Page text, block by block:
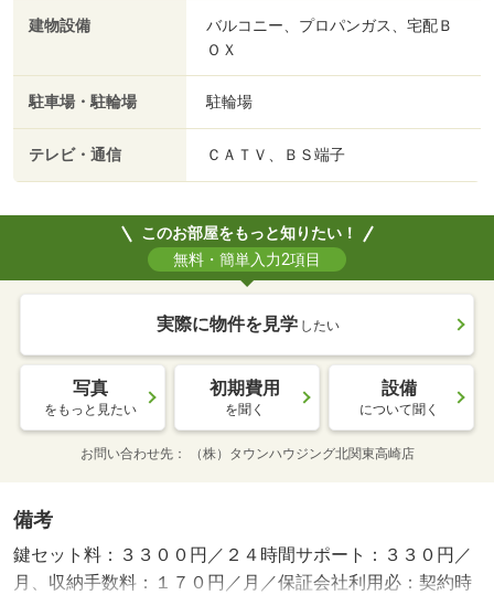
建物設備
バルコニー、プロパンガス、宅配Ｂ
ＯＸ
駐車場・駐輪場 駐輪場
テレビ・通信 ＣＡＴＶ、ＢＳ端子
このお部屋をもっと知りたい！
無料・簡単入力2項目
実際に物件を見学 したい
写真
をもっと見たい
初期費用
を聞く
設備
について聞く
お問い合わせ先 （株）タウンハウジング北関東高崎店
備考
鍵セット料：３３００円／２４時間サポート：３３０円／
月、収納手数料：１７０円／月／保証会社利用必：契約時